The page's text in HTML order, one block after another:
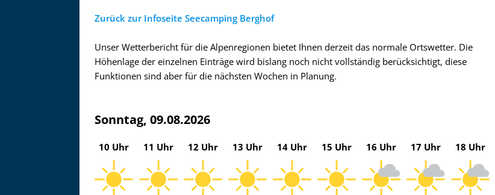
Zurück zur Infoseite Seecamping Berghof
Unser Wetterbericht für die Alpenregionen bietet Ihnen derzeit das normale Ortswetter. Die
Höhenlage der einzelnen Einträge wird bislang noch nicht vollständig berücksichtigt, diese
Funktionen sind aber für die nächsten Wochen in Planung.
Sonntag, 09.08.2026
10 Uhr 11 Uhr 12 Uhr 13 Uhr 14 Uhr 15 Uhr 16 Uhr 17 Uhr 18 Uhr